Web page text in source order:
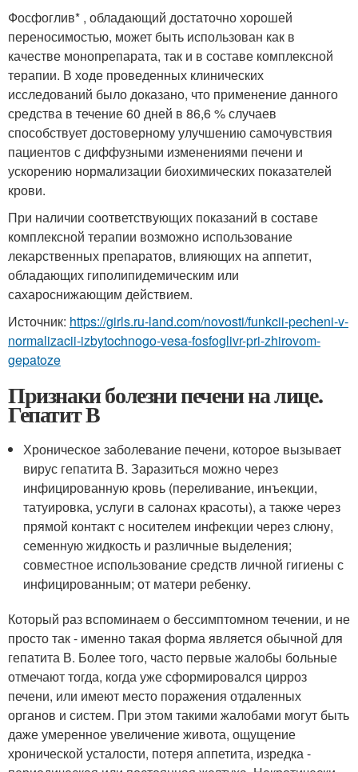
Фосфоглив* , обладающий достаточно хорошей
переносимостью, может быть использован как в
качестве монопрепарата, так и в составе комплексной
терапии. В ходе проведенных клинических
исследований было доказано, что применение данного
средства в течение 60 дней в 86,6 % случаев
способствует достоверному улучшению самочувствия
пациентов с диффузными изменениями печени и
ускорению нормализации биохимических показателей
крови.
При наличии соответствующих показаний в составе
комплексной терапии возможно использование
лекарственных препаратов, влияющих на аппетит,
обладающих гиполипидемическим или
сахароснижающим действием.
Источник: https://girls.ru-land.com/novosti/funkcii-pecheni-v-
normalizacii-izbytochnogo-vesa-fosfoglivr-pri-zhirovom-
gepatoze
Признаки болезни печени на лице.
Гепатит В
Хроническое заболевание печени, которое вызывает
вирус гепатита В. Заразиться можно через
инфицированную кровь (переливание, инъекции,
татуировка, услуги в салонах красоты), а также через
прямой контакт с носителем инфекции через слюну,
семенную жидкость и различные выделения;
совместное использование средств личной гигиены с
инфицированным; от матери ребенку.
Который раз вспоминаем о бессимптомном течении, и не
просто так - именно такая форма является обычной для
гепатита В. Более того, часто первые жалобы больные
отмечают тогда, когда уже сформировался цирроз
печени, или имеют место поражения отдаленных
органов и систем. При этом такими жалобами могут быть
даже умеренное увеличение живота, ощущение
хронической усталости, потеря аппетита, изредка -